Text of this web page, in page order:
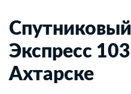
Экспресс
Ахтарске